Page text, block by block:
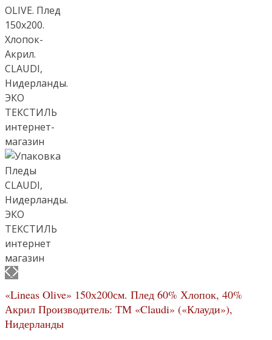
«Lineas Olive» 150х200см. Плед 60% Хлопок, 40%
Акрил Производитель: ТМ «Claudi» («Клауди»),
Нидерланды